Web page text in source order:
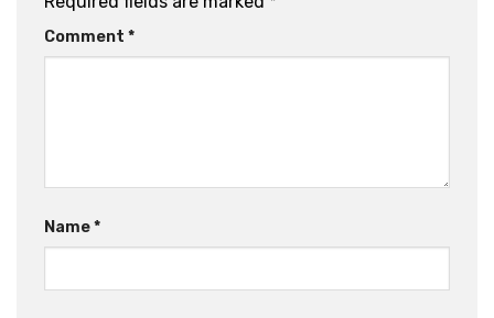
Comment *
Name*